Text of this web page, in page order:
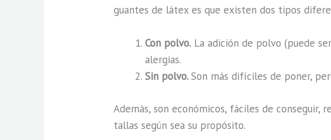
guantes de látex es que existen dos tipos
Con polvo. La adición de polvo (puede
alergias.
Sin polvo.Son más difíciles de poner,
Además, son económicos, fáciles de conseguir,
tallas según sea su propósito.